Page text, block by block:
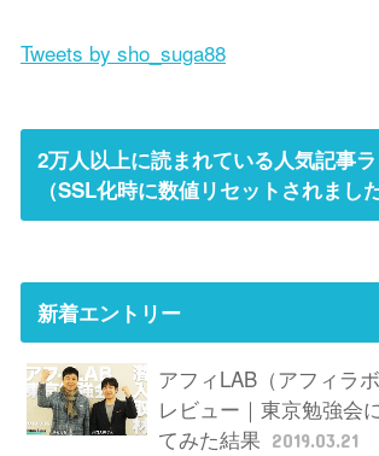
Tweets by sho_suga88
2万人以上に読まれている人気記事
（SSL化時に数値リセットされました
新着エントリー
アフィLAB（アフィラ
レビュー｜東京勉強会
てみた結果
2019.03.21